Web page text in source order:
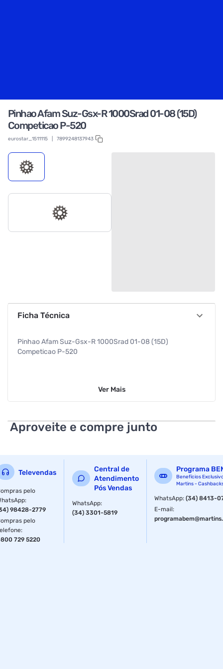
Pinhao Afam Suz-Gsx-R 1000Srad 01-08 (15D)
Competicao P-520
eurostar_1511115 7899248137943
Ficha Técnica
Pinhao Afam Suz-Gsx-R 1000Srad 01-08 (15D)
Competicao P-520
Ver Mais
Aproveite e compre junto
Televendas
pelo
:
98428-2779
pelo
:
729 5220
Central de
Atendimento
Pós Vendas
WhatsApp:
(34) 3301-5819
Programa
Benefícios
Martins -
WhatsApp:(34) 8413-
E-mail: